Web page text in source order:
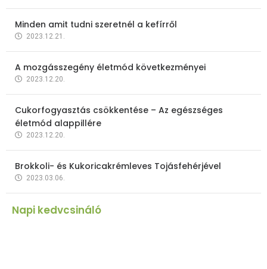
Minden amit tudni szeretnél a kefírről
2023.12.21.
A mozgásszegény életmód következményei
2023.12.20.
Cukorfogyasztás csökkentése – Az egészséges
életmód alappillére
2023.12.20.
Brokkoli- és Kukoricakrémleves Tojásfehérjével
2023.03.06.
Napi kedvcsináló